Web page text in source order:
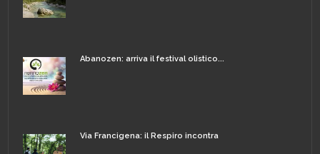
Abanozen: arriva il festival olistico...
Via Francigena: il Respiro incontra